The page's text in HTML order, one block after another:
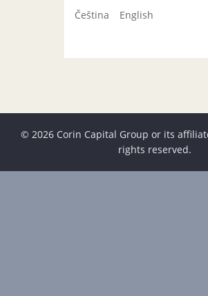
Čeština English
© 2026 Corin Capital Group or its
rights reserved.